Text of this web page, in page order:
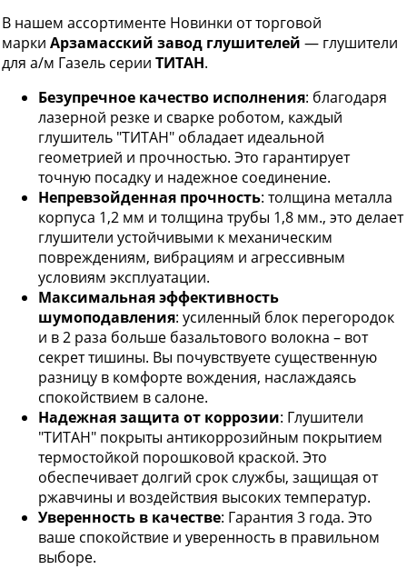
В нашем ассортименте Новинки от торговой
марки Арзамасский завод глушителей — глушители
для а/м Газель серии ТИТАН.
Безупречное качество исполнения: благодаря
лазерной резке и сварке роботом, каждый
глушитель "ТИТАН" обладает идеальной
геометрией и прочностью. Это гарантирует
точную посадку и надежное соединение.
Непревзойденная прочность: толщина металла
корпуса 1,2 мм и толщина трубы 1,8 мм., это делает
глушители устойчивыми к механическим
повреждениям, вибрациям и агрессивным
условиям эксплуатации.
Максимальная эффективность
шумоподавления: усиленный блок перегородок
и в 2 раза больше базальтового волокна – вот
секрет тишины. Вы почувствуете существенную
разницу в комфорте вождения, наслаждаясь
спокойствием в салоне.
Надежная защита от коррозии: Глушители
"ТИТАН" покрыты антикоррозийным покрытием
термостойкой порошковой краской. Это
обеспечивает долгий срок службы, защищая от
ржавчины и воздействия высоких температур.
Уверенность в качестве: Гарантия 3 года. Это
ваше спокойствие и уверенность в правильном
выборе.